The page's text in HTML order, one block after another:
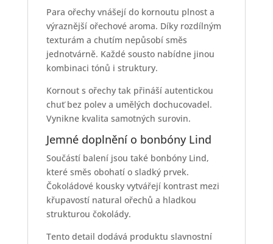
Para ořechy vnášejí do kornoutu plnost a
výraznější ořechové aroma. Díky rozdílným
texturám a chutím nepůsobí směs
jednotvárně. Každé sousto nabídne jinou
kombinaci tónů i struktury.
Kornout s ořechy tak přináší autentickou
chuť bez polev a umělých dochucovadel.
Vynikne kvalita samotných surovin.
Jemné doplnění o bonbóny Lind
Součástí balení jsou také bonbóny Lind,
které směs obohatí o sladký prvek.
Čokoládové kousky vytvářejí kontrast mezi
křupavostí natural ořechů a hladkou
strukturou čokolády.
Tento detail dodává produktu slavnostní